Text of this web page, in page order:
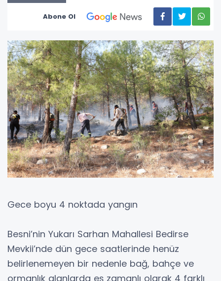
Abone Ol
Gece boyu 4 noktada yangın
Besni’nin Yukarı Sarhan Mahallesi Bedirse
Mevkii’nde dün gece saatlerinde henüz
belirlenemeyen bir nedenle bağ, bahçe ve
ormanlık alanlarda eş zamanlı olarak 4 farklı